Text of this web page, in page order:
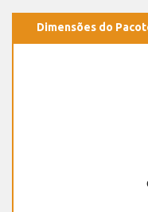
Dimensões do